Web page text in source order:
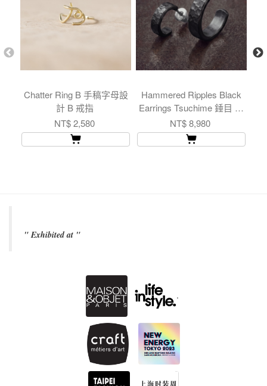
Chatter Ring B 手稿字母設
計 B 戒指
NT$ 2,580
Hammered Ripples Black
Earrings Tsuchime 錘目 海
紋 黑色 耳環
NT$ 8,980
" Exhibited at "
.